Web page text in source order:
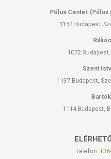
Pólus Center
1152 Budapest,
1072
Szent
1137 Budapest,
1114 Budapest,
Telefon: